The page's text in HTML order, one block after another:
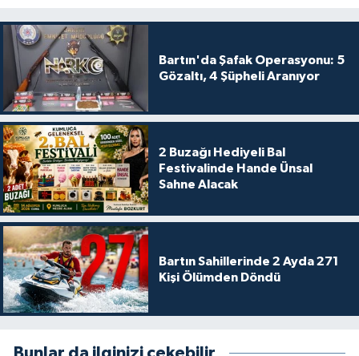
Bartın'da Şafak Operasyonu: 5
Gözaltı, 4 Şüpheli Aranıyor
2 Buzağı Hediyeli Bal
Festivalinde Hande Ünsal
Sahne Alacak
Bartın Sahillerinde 2 Ayda 271
Kişi Ölümden Döndü